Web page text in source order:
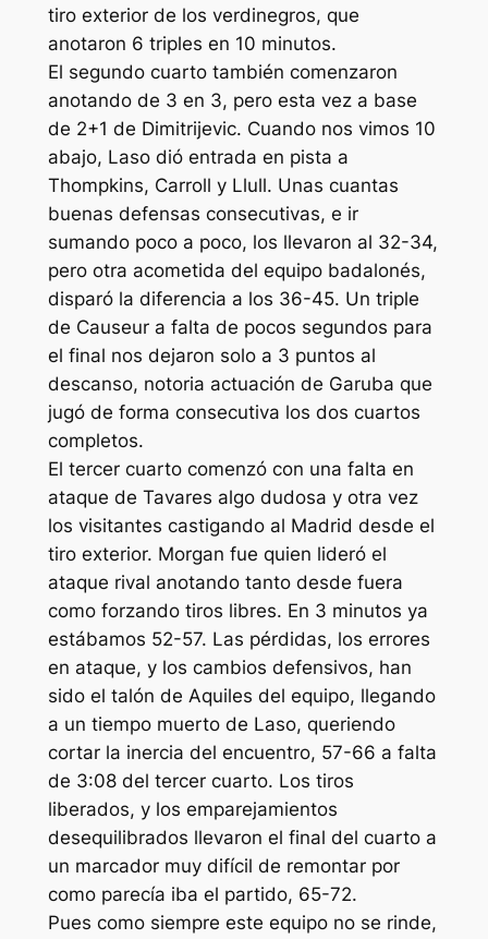
tiro exterior de los verdinegros, que
anotaron 6 triples en 10 minutos.
El segundo cuarto también comenzaron
anotando de 3 en 3, pero esta vez a base
de 2+1 de Dimitrijevic. Cuando nos vimos 10
abajo, Laso dió entrada en pista a
Thompkins, Carroll y Llull. Unas cuantas
buenas defensas consecutivas, e ir
sumando poco a poco, los llevaron al 32-34,
pero otra acometida del equipo badalonés,
disparó la diferencia a los 36-45. Un triple
de Causeur a falta de pocos segundos para
el final nos dejaron solo a 3 puntos al
descanso, notoria actuación de Garuba que
jugó de forma consecutiva los dos cuartos
completos.
El tercer cuarto comenzó con una falta en
ataque de Tavares algo dudosa y otra vez
los visitantes castigando al Madrid desde el
tiro exterior. Morgan fue quien lideró el
ataque rival anotando tanto desde fuera
como forzando tiros libres. En 3 minutos ya
estábamos 52-57. Las pérdidas, los errores
en ataque, y los cambios defensivos, han
sido el talón de Aquiles del equipo, llegando
a un tiempo muerto de Laso, queriendo
cortar la inercia del encuentro, 57-66 a falta
de 3:08 del tercer cuarto. Los tiros
liberados, y los emparejamientos
desequilibrados llevaron el final del cuarto a
un marcador muy difícil de remontar por
como parecía iba el partido, 65-72.
Pues como siempre este equipo no se rinde,